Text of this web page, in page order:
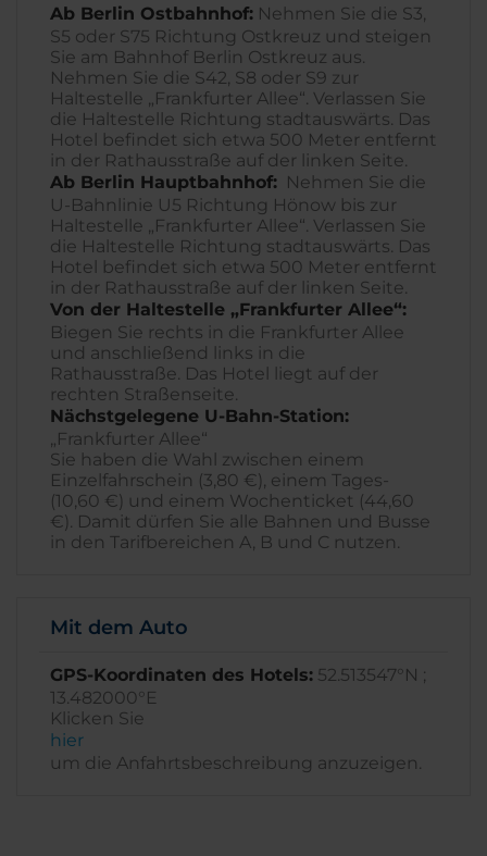
Ab Berlin Ostbahnhof: Nehmen Sie die S3,
S5 oder S75 Richtung Ostkreuz und steigen
Sie am Bahnhof Berlin Ostkreuz aus.
Nehmen Sie die S42, S8 oder S9 zur
Haltestelle „Frankfurter Allee“. Verlassen Sie
die Haltestelle Richtung stadtauswärts. Das
Hotel befindet sich etwa 500 Meter entfernt
in der Rathausstraße auf der linken Seite.
Ab Berlin Hauptbahnhof: Nehmen Sie die
U-Bahnlinie U5 Richtung Hönow bis zur
Haltestelle „Frankfurter Allee“. Verlassen Sie
die Haltestelle Richtung stadtauswärts. Das
Hotel befindet sich etwa 500 Meter entfernt
in der Rathausstraße auf der linken Seite.
Von der Haltestelle „Frankfurter Allee“:
Biegen Sie rechts in die Frankfurter Allee
und anschließend links in die
Rathausstraße. Das Hotel liegt auf der
rechten Straßenseite.
Nächstgelegene U-Bahn-Station:
„Frankfurter Allee“
Sie haben die Wahl zwischen einem
Einzelfahrschein (3,80 €), einem Tages-
(10,60 €) und einem Wochenticket (44,60
€). Damit dürfen Sie alle Bahnen und Busse
in den Tarifbereichen A, B und C nutzen.
Mit dem Auto
GPS-Koordinaten des Hotels: 52.513547°N ;
13.482000°E
Klicken Sie
hier
um die Anfahrtsbeschreibung anzuzeigen.